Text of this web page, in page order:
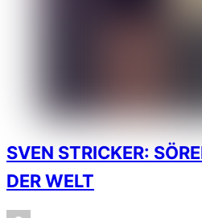
SVEN STRICKER:
DER WELT